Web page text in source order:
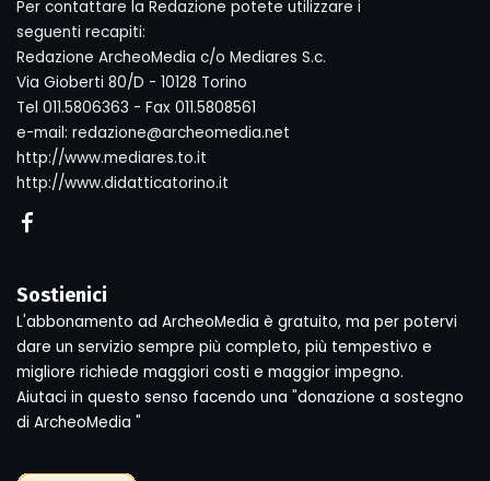
Per contattare la Redazione potete utilizzare i
seguenti recapiti:
Redazione ArcheoMedia c/o Mediares S.c.
Via Gioberti 80/D - 10128 Torino
Tel 011.5806363 - Fax 011.5808561
e-mail: redazione@archeomedia.net
http://www.mediares.to.it
http://www.didatticatorino.it
Sostienici
L'abbonamento ad ArcheoMedia è gratuito, ma per potervi
dare un servizio sempre più completo, più tempestivo e
migliore richiede maggiori costi e maggior impegno.
Aiutaci in questo senso facendo una "donazione a sostegno
di ArcheoMedia "